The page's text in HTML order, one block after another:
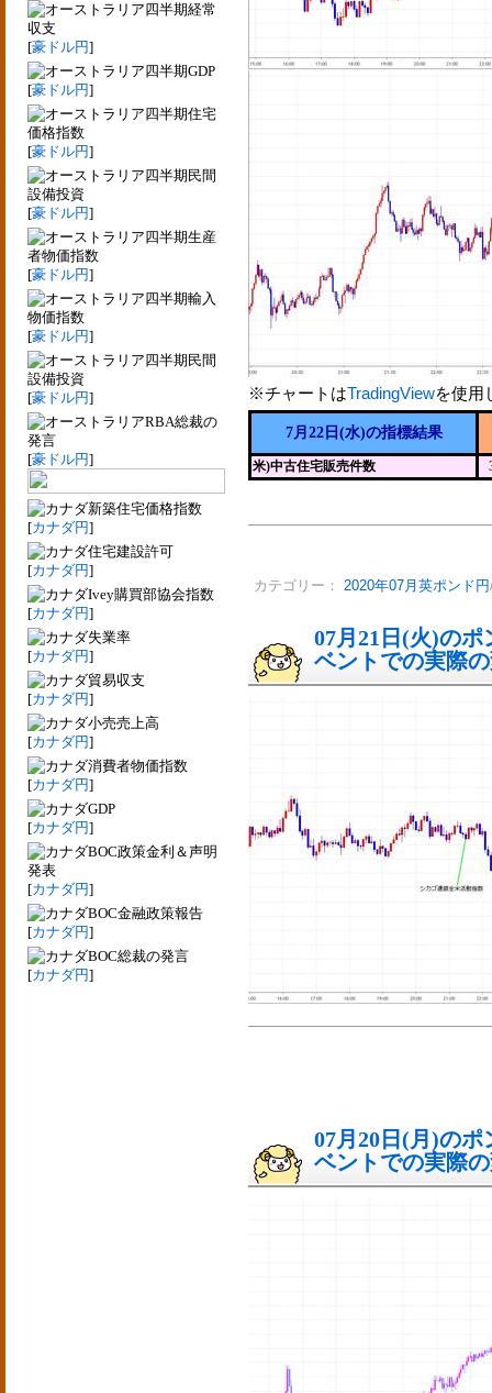
四半期経常
収支
[豪ドル円]
四半期GDP
[豪ドル円]
四半期住宅
価格指数
[豪ドル円]
四半期民間
設備投資
[豪ドル円]
四半期生産
者物価指数
[豪ドル円]
四半期輸入
物価指数
[豪ドル円]
四半期民間
設備投資
[豪ドル円]
RBA総裁の
発言
[豪ドル円]
新築住宅価格指数
[カナダ円]
住宅建設許可
[カナダ円]
Ivey購買部協会指数
[カナダ円]
失業率
[カナダ円]
貿易収支
[カナダ円]
小売売上高
[カナダ円]
消費者物価指数
[カナダ円]
GDP
[カナダ円]
BOC政策金利＆声明
発表
[カナダ円]
BOC金融政策報告
[カナダ円]
BOC総裁の発言
[カナダ円]
※チャートはTradingViewを使用
7月22日(水)の指標結果
米)中古住宅販売件数
カテゴリー： 2020年07月英ポンド円
07月21日(火)の
ベントでの実際
07月20日(月)の
ベントでの実際